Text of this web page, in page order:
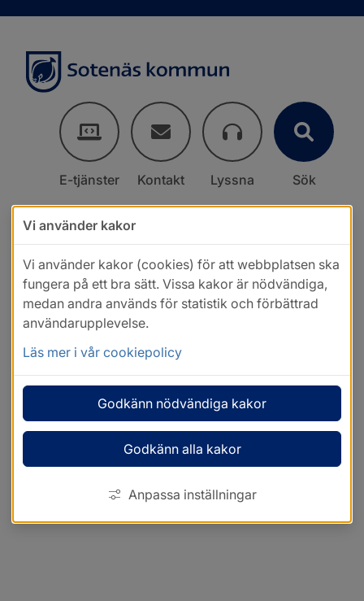
E-tjänster Kontakt Lyssna Sök
Vi använder kakor
Vi använder kakor (cookies) för att webbplatsen ska
fungera på ett bra sätt. Vissa kakor är nödvändiga,
medan andra används för statistik och förbättrad
användarupplevelse.
Läs mer i vår cookiepolicy
Godkänn nödvändiga kakor
Godkänn alla kakor
Anpassa inställningar